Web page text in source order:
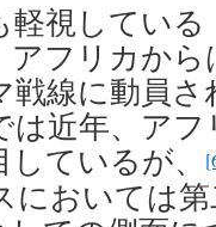
視している
アフリカか
戦線に動員
は近年、ア
ているが、
においては